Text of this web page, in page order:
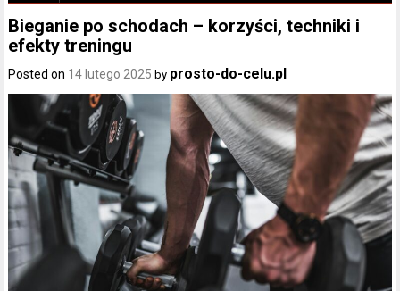
Bieganie po schodach – korzyści, techniki i
efekty treningu
Posted on 14 lutego 2025 by prosto-do-celu.pl